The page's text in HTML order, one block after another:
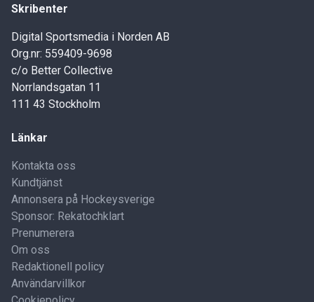
Skribenter
Digital Sportsmedia i Norden AB
Org.nr: 559409-9698
c/o Better Collective
Norrlandsgatan 11
111 43 Stockholm
Länkar
Kontakta oss
Kundtjänst
Annonsera på Hockeysverige
Sponsor: Rekatochklart
Prenumerera
Om oss
Redaktionell policy
Användarvillkor